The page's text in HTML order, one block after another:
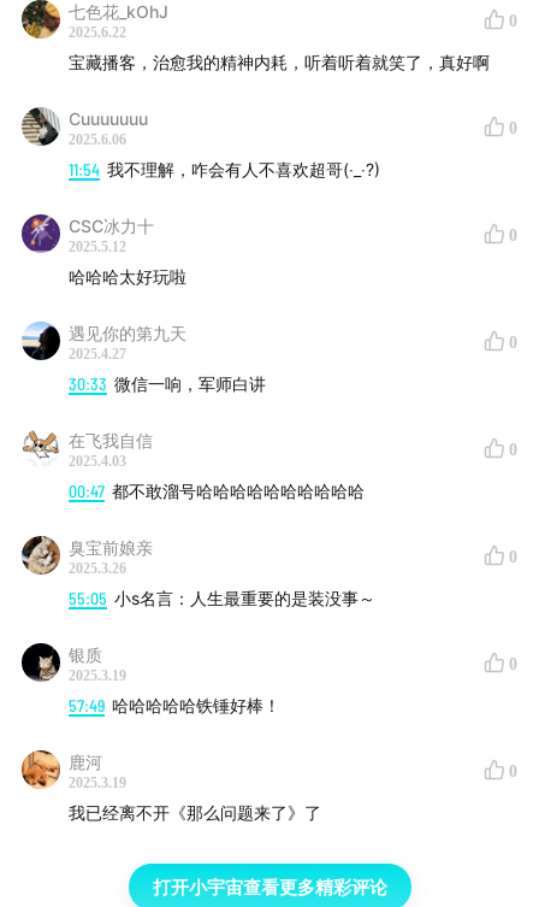
七色花_kOhJ
2025.6.22
0
宝藏播客，治愈我的精神内耗，听着听着就笑了，真好啊
Cuuuuuuu
2025.6.06
0
11:54 我不理解，咋会有人不喜欢超哥(‧_‧?)
CSC冰力十
2025.5.12
0
哈哈哈太好玩啦
遇见你的第九天
2025.4.27
0
30:33 微信一响，军师白讲
在飞我自信
2025.4.03
0
00:47 都不敢溜号哈哈哈哈哈哈哈哈哈哈
臭宝前娘亲
2025.3.26
0
55:05 小s名言：人生最重要的是装没事～
银质
2025.3.19
0
57:49 哈哈哈哈哈铁锤好棒！
鹿河
2025.3.19
0
我已经离不开《那么问题来了》了
打开小宇宙查看更多精彩评论